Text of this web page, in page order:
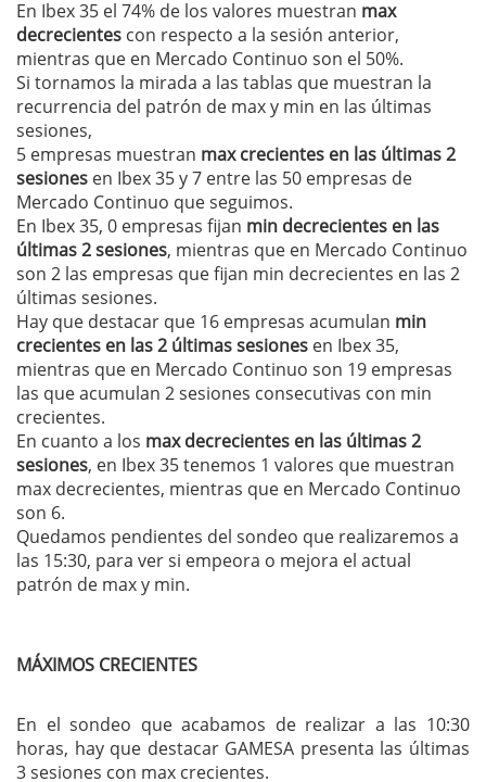
En Ibex 35 el 74% de los valores muestran max
decrecientes con respecto a la sesión anterior,
mientras que en Mercado Continuo son el 50%.
Si tornamos la mirada a las tablas que muestran la
recurrencia del patrón de max y min en las últimas
sesiones,
5 empresas muestran max crecientes en las últimas 2
sesiones en Ibex 35 y 7 entre las 50 empresas de
Mercado Continuo que seguimos.
En Ibex 35, 0 empresas fijan min decrecientes en las
últimas 2 sesiones, mientras que en Mercado Continuo
son 2 las empresas que fijan min decrecientes en las 2
últimas sesiones.
Hay que destacar que 16 empresas acumulan min
crecientes en las 2 últimas sesiones en Ibex 35,
mientras que en Mercado Continuo son 19 empresas
las que acumulan 2 sesiones consecutivas con min
crecientes.
En cuanto a los max decrecientes en las últimas 2
sesiones, en Ibex 35 tenemos 1 valores que muestran
max decrecientes, mientras que en Mercado Continuo
son 6.
Quedamos pendientes del sondeo que realizaremos a
las 15:30, para ver si empeora o mejora el actual
patrón de max y min.
MÁXIMOS CRECIENTES
En el sondeo que acabamos de realizar a las 10:30
horas, hay que destacar GAMESA presenta las últimas
3 sesiones con max crecientes.